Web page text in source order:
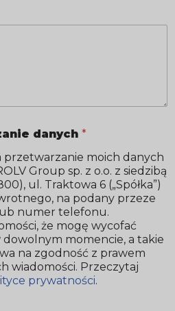
danych *
przetwarzanie moich danych
Group sp. z o.o. z siedzibą
ul. Traktowa 6 („Spółka”)
na podany przeze
numer telefonu.
że mogę wycofać
momencie, a takie
na zgodność z prawem
wiadomości. Przeczytaj
prywatności.